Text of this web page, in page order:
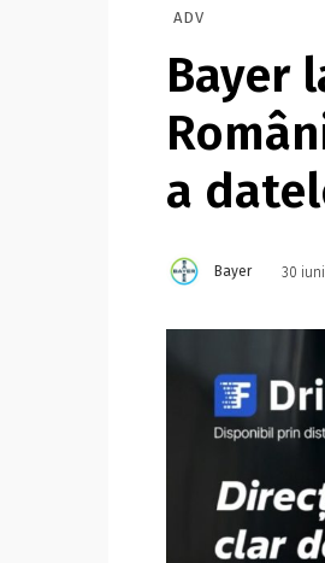
ADV
Bayer
a
Bayer 30